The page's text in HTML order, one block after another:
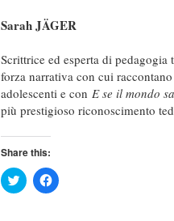
Sarah JÄGER
Scrittrice ed esperta di
forza narrativa con cui
adolescenti e con E se il mondo
più prestigioso riconoscimento
Share this:
Click
to
Click
to